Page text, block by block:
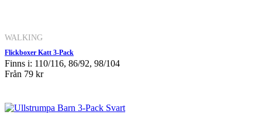
WALKING
Flickboxer Katt 3-Pack
Finns i: 110/116, 86/92, 98/104
Från 79 kr